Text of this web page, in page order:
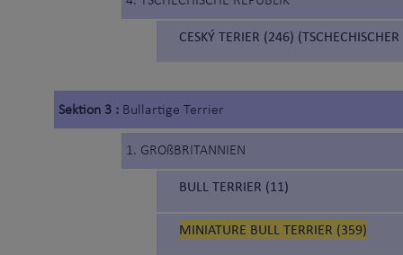
CESKÝ TERIER (246)
Sektion 3 : Bullartige Terrier
1. GROßBRITANNIEN
BULL TERRIER (11)
MINIATURE BULL TERRIER (359)